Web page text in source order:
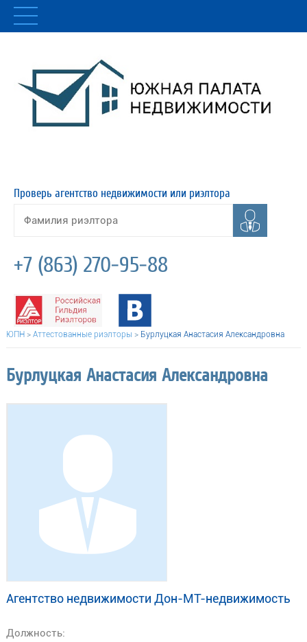
Проверь агентство недвижимости или риэлтора
+7 (863) 270-95-88
ЮПН > Аттестованные риэлторы > Бурлуцкая Анастасия Александровна
Бурлуцкая Анастасия Александровна
Агентство недвижимости Дон-МТ-недвижимость
Должность: